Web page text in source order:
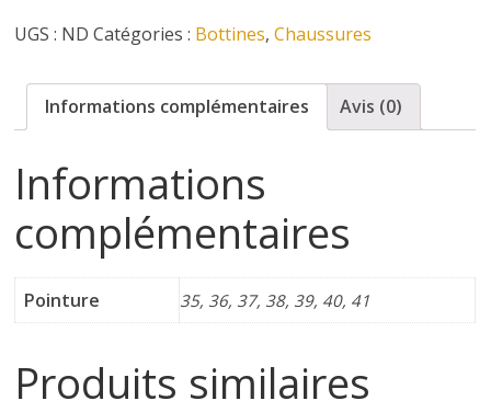
f
é
m
i
n
i
Mamz'elle
UGS : ND Catégories : Bottines,Chaussures
Informations complémentaires Avis (0)
Informations
complémentaires
Pointure 35, 36, 37, 38, 39, 40, 41
Produits similaires